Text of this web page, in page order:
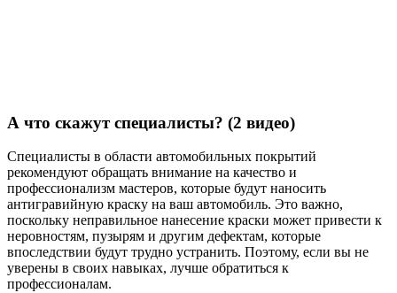
А что скажут специалисты? (2 видео)
Специалисты в области автомобильных покрытий
рекомендуют обращать внимание на качество и
профессионализм мастеров, которые будут наносить
антигравийную краску на ваш автомобиль. Это важно,
поскольку неправильное нанесение краски может привести к
неровностям, пузырям и другим дефектам, которые
впоследствии будут трудно устранить. Поэтому, если вы не
уверены в своих навыках, лучше обратиться к
профессионалам.